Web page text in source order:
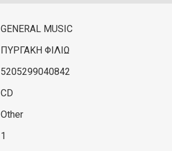
GENERAL MUSIC
ΠΥΡΓΑΚΗ ΦΙΛΙΩ
5205299040842
CD
Other
1